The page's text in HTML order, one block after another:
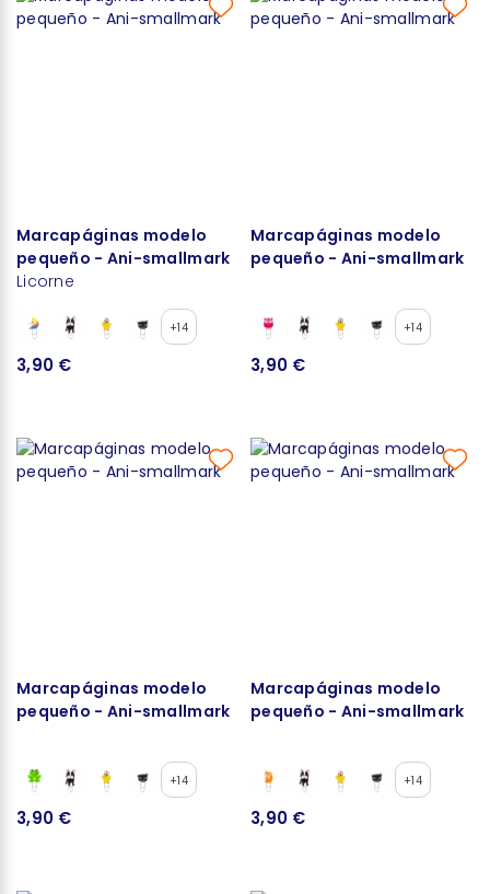
Marcapáginas modelo
pequeño - Ani-smallmark
Licorne
+14
3,90 €
Marcapáginas modelo
pequeño - Ani-smallmark
+14
3,90 €
Marcapáginas modelo
pequeño - Ani-smallmark
+14
3,90 €
Marcapáginas modelo
pequeño - Ani-smallmark
+14
3,90 €